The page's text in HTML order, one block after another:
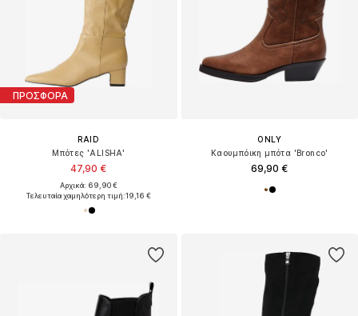
ΠΡΟΣΦΟΡΑ
RAID
Μπότες 'ALISHA'
47,90 €
Αρχικά: 69,90 €
Τελευταία χαμηλότερη τιμή:19,16 €
ONLY
Καουμπόικη μπότα 'Bronco'
69,90 €